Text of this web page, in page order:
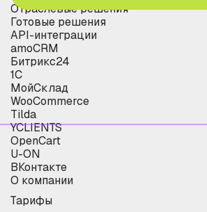
Отраслевые решения
Готовые решения
API-интеграции
amoCRM
Битрикс24
1С
МойСклад
WooCommerce
Tilda
YCLIENTS
OpenCart
U-ON
ВКонтакте
О компании
Тарифы